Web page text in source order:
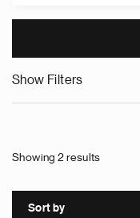
Show Filters
Showing 2 results
Sort by